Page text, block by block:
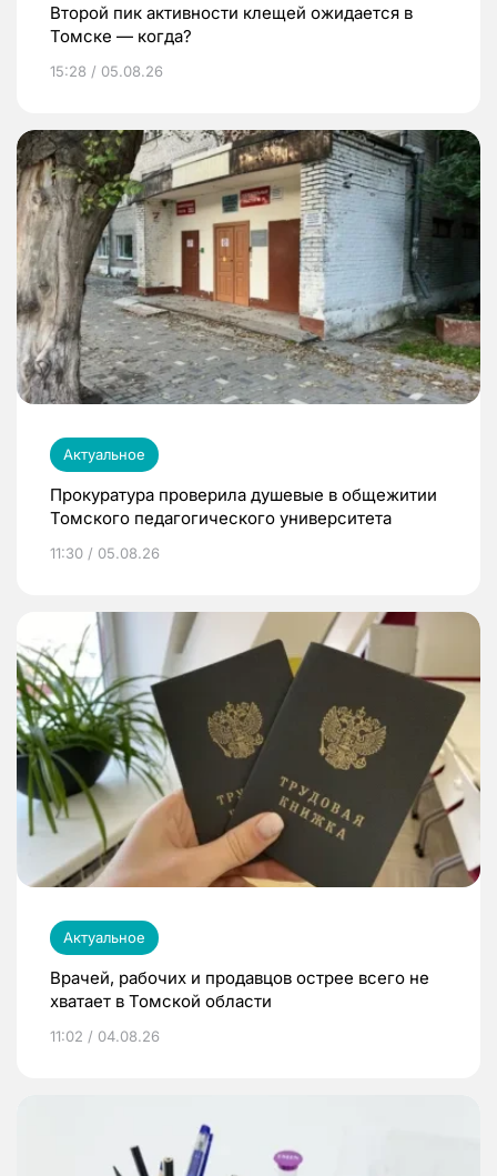
Второй пик активности клещей ожидается в
Томске — когда?
15:28 / 05.08.26
Актуальное
Прокуратура проверила душевые в общежитии
Томского педагогического университета
11:30 / 05.08.26
Актуальное
Врачей, рабочих и продавцов острее всего не
хватает в Томской области
11:02 / 04.08.26